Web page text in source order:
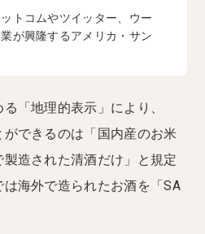
トコムやツイッター、ウー
が興隆するアメリカ・サン
「地理的表示」により、
ができるのは「国内産のお米
造された清酒だけ」と規定
海外で造られたお酒を「SA